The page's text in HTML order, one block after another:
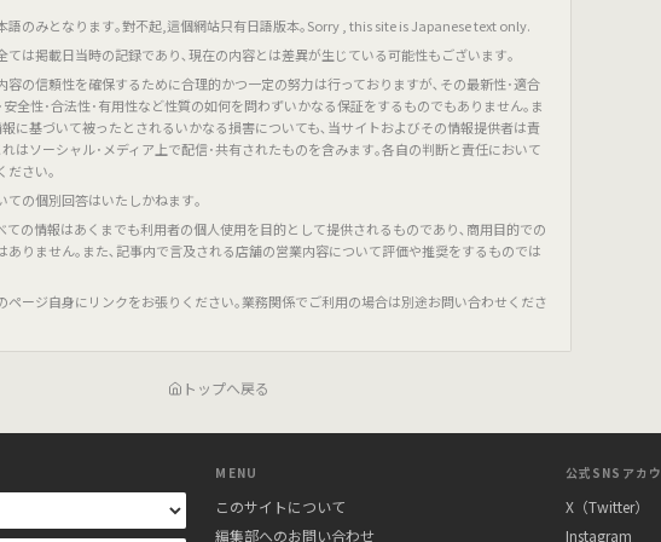
のみとなります｡對不起,這個網站只有日語版本｡Sorry , this site is Japanese text only.
は掲載日当時の記録であり､現在の内容とは差異が生じている可能性もございます｡
の信頼性を確保するために合理的かつ一定の努力は行っておりますが､その最新性･適合
全性･合法性･有用性など性質の如何を問わずいかなる保証をするものでもありません｡ま
に基づいて被ったとされるいかなる損害についても､当サイトおよびその情報提供者は責
はソーシャル･メディア上で配信･共有されたものを含みます｡各自の判断と責任において
ださい｡
の個別回答はいたしかねます｡
の情報はあくまでも利用者の個人使用を目的として提供されるものであり､商用目的での
ありません｡また､記事内で言及される店舗の営業内容について評価や推奨をするものでは
ージ自身にリンクをお張りください｡業務関係でご利用の場合は別途お問い合わせくださ
トップへ戻る
MENU
このサイトについて
編集部へのお問い合わせ
公式SNSアカ
X（Twitter）
Instagram